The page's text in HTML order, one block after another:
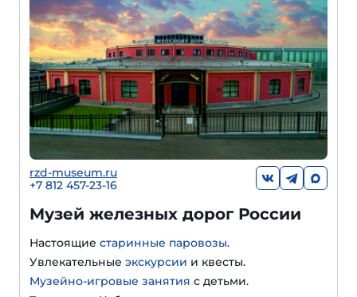
rzd-museum.ru
+7 812 457-23-16
Музей железных дорог России
Настоящие старинные паровозы.
Увлекательные экскурсии и квесты.
Музейно-игровые занятия с детьми.